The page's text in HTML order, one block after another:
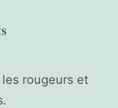
rougeurs et